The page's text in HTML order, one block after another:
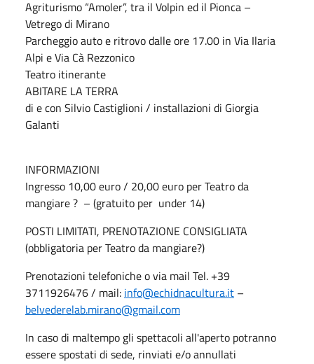
Agriturismo “Amoler”, tra il Volpin ed il Pionca –
Vetrego di Mirano
Parcheggio auto e ritrovo dalle ore 17.00 in Via Ilaria
Alpi e Via Cà Rezzonico
Teatro itinerante
ABITARE LA TERRA
di e con Silvio Castiglioni / installazioni di Giorgia
Galanti
INFORMAZIONI
Ingresso 10,00 euro / 20,00 euro per Teatro da
mangiare ? – (gratuito per under 14)
POSTI LIMITATI, PRENOTAZIONE CONSIGLIATA
(obbligatoria per Teatro da mangiare?)
Prenotazioni telefoniche o via mail Tel. +39
3711926476 / mail: info@echidnacultura.it –
belvederelab.mirano@gmail.com
In caso di maltempo gli spettacoli all'aperto potranno
essere spostati di sede, rinviati e/o annullati